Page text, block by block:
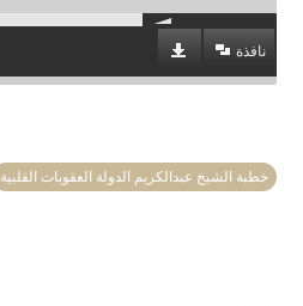
نافذة
خطبة الشيخ عبدالكريم الدولة العقوبات القلبية